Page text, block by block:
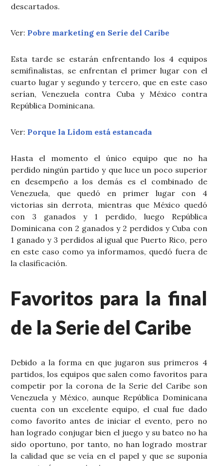
descartados.
Ver: Pobre marketing en Serie del Caribe
Esta tarde se estarán enfrentando los 4 equipos
semifinalistas, se enfrentan el primer lugar con el
cuarto lugar y segundo y tercero, que en este caso
serían, Venezuela contra Cuba y México contra
República Dominicana.
Ver: Porque la Lidom está estancada
Hasta el momento el único equipo que no ha
perdido ningún partido y que luce un poco superior
en desempeño a los demás es el combinado de
Venezuela, que quedó en primer lugar con 4
victorias sin derrota, mientras que México quedó
con 3 ganados y 1 perdido, luego República
Dominicana con 2 ganados y 2 perdidos y Cuba con
1 ganado y 3 perdidos al igual que Puerto Rico, pero
en este caso como ya informamos, quedó fuera de
la clasificación.
Favoritos para la final
de la Serie del Caribe
Debido a la forma en que jugaron sus primeros 4
partidos, los equipos que salen como favoritos para
competir por la corona de la Serie del Caribe son
Venezuela y México, aunque República Dominicana
cuenta con un excelente equipo, el cual fue dado
como favorito antes de iniciar el evento, pero no
han logrado conjugar bien el juego y su bateo no ha
sido oportuno, por tanto, no han logrado mostrar
la calidad que se veía en el papel y que se suponía